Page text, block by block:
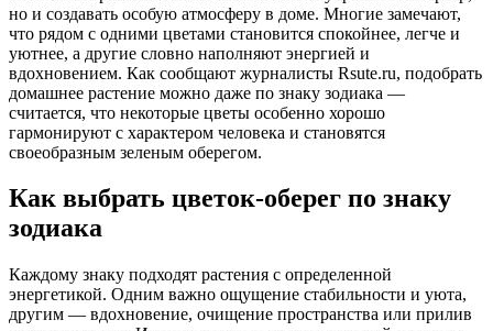
но и создавать особую атмосферу в доме. Многие замечают,
что рядом с одними цветами становится спокойнее, легче и
уютнее, а другие словно наполняют энергией и
вдохновением. Как сообщают журналисты Rsute.ru, подобрать
домашнее растение можно даже по знаку зодиака —
считается, что некоторые цветы особенно хорошо
гармонируют с характером человека и становятся
своеобразным зеленым оберегом.
Как выбрать цветок-оберег по знаку
зодиака
Каждому знаку подходят растения с определенной
энергетикой. Одним важно ощущение стабильности и уюта,
другим — вдохновение, очищение пространства или прилив